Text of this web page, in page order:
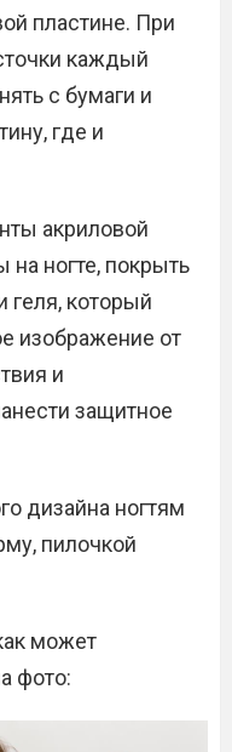
пластине. При
каждый
с бумаги и
где и
акриловой
ногте, покрыть
геля, который
изображение от
и
защитное
дизайна ногтям
пилочкой
может
фото: